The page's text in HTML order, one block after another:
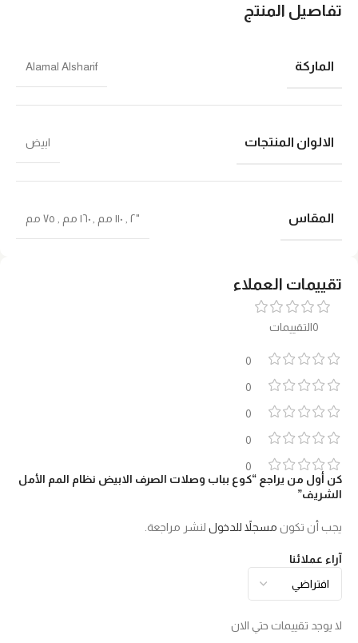
تقييمات العملاء
0التقييمات
0
0
0
0
0
آراء عملائنا
لا يوجد تقييمات حتي الان
كن أول من يراجع “كوع بباب وصلات الصرف الابيض نظام المم الأمل
الشريف”
يجب أن تكون مسجلاً للدخول لنشر مراجعة.
تفاصيل المنتج
الماركة Alamal Alsharif
الالوان المنتجات ابيض
المقاس "٢ ١١٠ مم ١٦٠ مم ٧٥ مم